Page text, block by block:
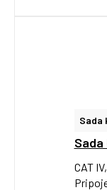
Sada
CAT